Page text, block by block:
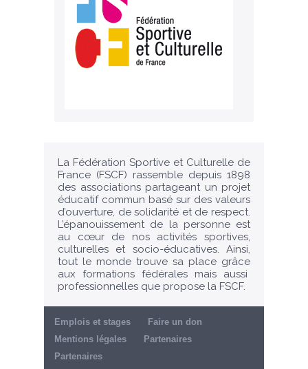
La Fédération Sportive et Culturelle de
France (FSCF) rassemble depuis 1898
des associations partageant un projet
éducatif commun basé sur des valeurs
d’ouverture, de solidarité et de respect.
L’épanouissement de la personne est
au cœur de nos activités sportives,
culturelles et socio-éducatives. Ainsi,
tout le monde trouve sa place grâce
aux formations fédérales mais aussi
professionnelles que propose la FSCF.
Emplois et stages
Faire un don
Mentions légales
Partenaires
Partenaires